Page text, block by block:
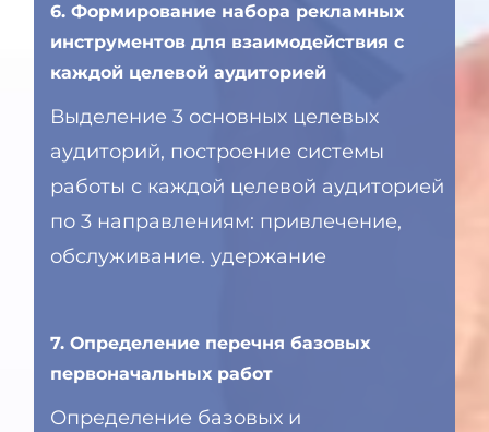
6. Формирование набора рекламных
инструментов для взаимодействия с
каждой целевой аудиторией
Выделение 3 основных целевых
аудиторий, построение системы
работы с каждой целевой аудиторией
по 3 направлениям: привлечение,
обслуживание. удержание
7. Определение перечня базовых
первоначальных работ
Определение базовых и